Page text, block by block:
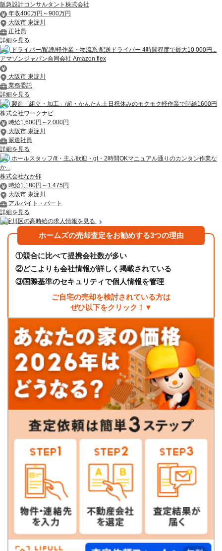
阪急設計コンサルタント株式会社
年収400万円～900万円
大阪市 東淀川
正社員
詳細を見る
ドライバー/配達/軽作業・物流系 配送ドライバー 4時間程度で最大10 000円...
アマゾンジャパン合同会社 Amazon flex
大阪市 東淀川
業務委託
詳細を見る
製造「組立・加工」/超・かんたん土日祝休みのモクモク軽作業で時給1600円
株式会社ワークナビ
時給1,600円～2,000円
大阪市 東淀川
派遣社員
詳細を見る
ホールスタッフ/lt・主ふ歓迎・gt・2時間OKマニュアル通りのカンタン作業な
か...
株式会社なか卯
時給1,180円～1,475円
大阪市 東淀川
アルバイト・パート
詳細を見る
東淀川区の高時給の求人情報を見る
ホームズの売却査定をお勧めする3つの理由
①競合に比べて提携会社数が多い
②どこよりも会社情報が詳しく掲載されている
③国際基準のセキュリティで個人情報を管理
ご自宅の売却を検討されている方は
ぜひ以下をクリック！▼